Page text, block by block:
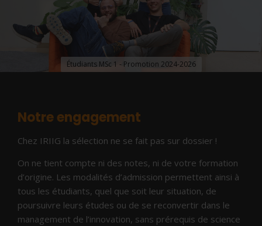
Étudiants MSc 1 - Promotion 2024-2026
Notre engagement
Chez IRIIG la sélection ne se fait pas sur dossier !
On ne tient compte ni des notes, ni de votre formation
d’origine. Les modalités d’admission permettent ainsi à
tous les étudiants, quel que soit leur situation, de
poursuivre leurs études ou de se reconvertir dans le
management de l’innovation, sans prérequis de science